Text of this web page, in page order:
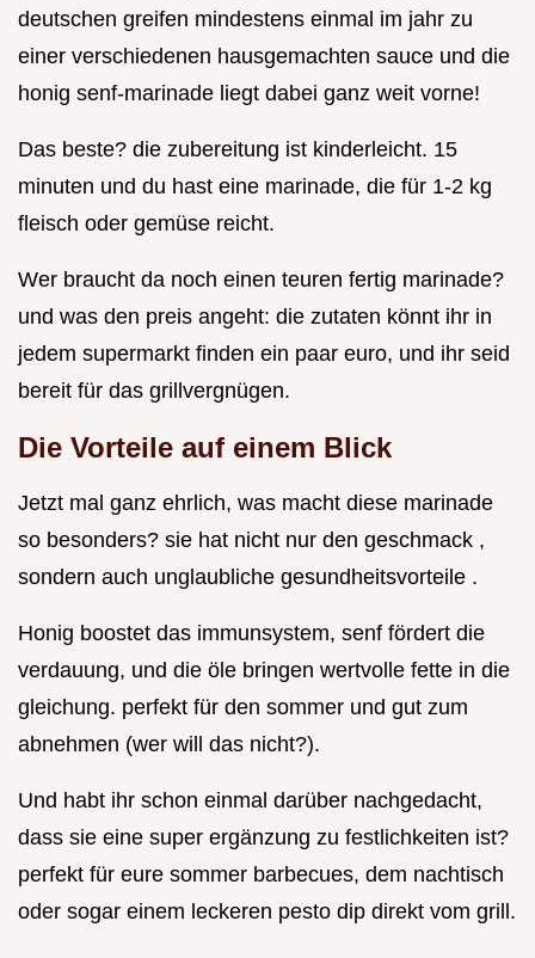
deutschen greifen mindestens einmal im jahr zu
einer verschiedenen hausgemachten sauce und die
honig senf-marinade liegt dabei ganz weit vorne!
Das beste? die zubereitung ist kinderleicht. 15
minuten und du hast eine marinade, die für 1-2 kg
fleisch oder gemüse reicht.
Wer braucht da noch einen teuren fertig marinade?
und was den preis angeht: die zutaten könnt ihr in
jedem supermarkt finden ein paar euro, und ihr seid
bereit für das grillvergnügen.
Die Vorteile auf einem Blick
Jetzt mal ganz ehrlich, was macht diese marinade
so besonders? sie hat nicht nur den geschmack ,
sondern auch unglaubliche gesundheitsvorteile .
Honig boostet das immunsystem, senf fördert die
verdauung, und die öle bringen wertvolle fette in die
gleichung. perfekt für den sommer und gut zum
abnehmen (wer will das nicht?).
Und habt ihr schon einmal darüber nachgedacht,
dass sie eine super ergänzung zu festlichkeiten ist?
perfekt für eure sommer barbecues, dem nachtisch
oder sogar einem leckeren pesto dip direkt vom grill.